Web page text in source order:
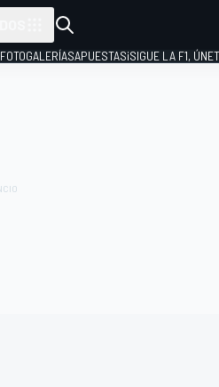
FOTOGALERÍASAPUESTAS¡SIGUE LA F1,